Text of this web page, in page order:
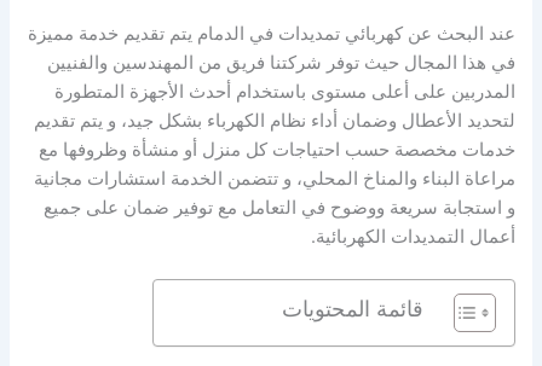
عند البحث عن كهربائي تمديدات في الدمام يتم تقديم خدمة مميزة
في هذا المجال حيث توفر شركتنا فريق من المهندسين والفنيين
المدربين على أعلى مستوى باستخدام أحدث الأجهزة المتطورة
لتحديد الأعطال وضمان أداء نظام الكهرباء بشكل جيد، و يتم تقديم
خدمات مخصصة حسب احتياجات كل منزل أو منشأة وظروفها مع
مراعاة البناء والمناخ المحلي، و تتضمن الخدمة استشارات مجانية
و استجابة سريعة ووضوح في التعامل مع توفير ضمان على جميع
أعمال التمديدات الكهربائية.
قائمة المحتويات